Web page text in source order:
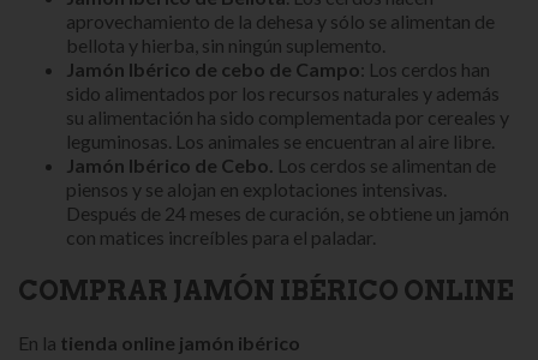
aprovechamiento de la dehesa y sólo se alimentan de
bellota y hierba, sin ningún suplemento.
Jamón Ibérico de cebo de Campo: Los cerdos han
sido alimentados por los recursos naturales y además
su alimentación ha sido complementada por cereales y
leguminosas. Los animales se encuentran al aire libre.
Jamón Ibérico de Cebo. Los cerdos se alimentan de
piensos y se alojan en explotaciones intensivas.
Después de 24 meses de curación, se obtiene un jamón
con matices increíbles para el paladar.
COMPRAR JAMÓN IBÉRICO ONLINE
En la tienda online jamón ibérico